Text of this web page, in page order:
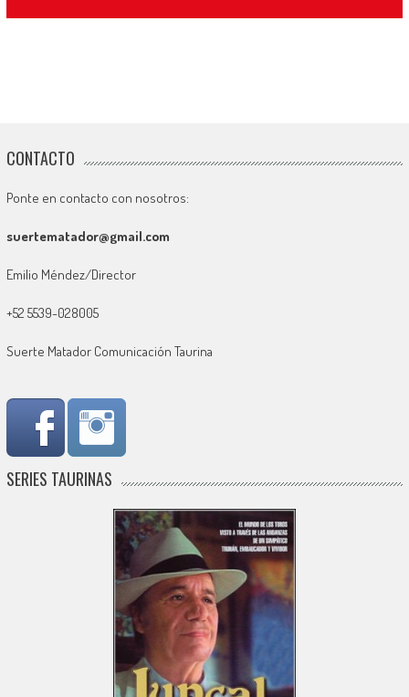
CONTACTO
Ponte en contacto con nosotros:
suertematador@gmail.com
Emilio Méndez/Director
+52 5539-028005
Suerte Matador Comunicación Taurina
SERIES TAURINAS